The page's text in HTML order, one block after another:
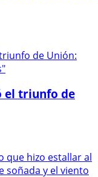
el triunfo de